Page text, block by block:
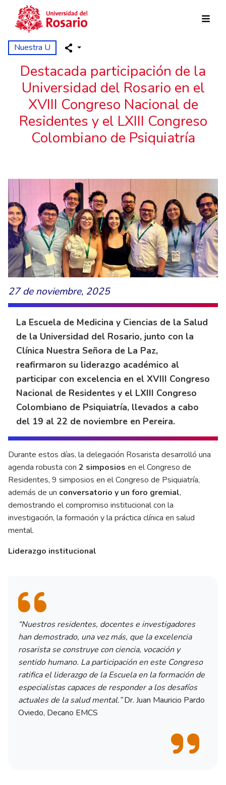
Pasar al contenido principal
Nuestra U
Destacada participación de la
Universidad del Rosario en el
XVIII Congreso Nacional de
Residentes y el LXIII Congreso
Colombiano de Psiquiatría
27 de noviembre, 2025
La Escuela de Medicina y Ciencias de la Salud
de la Universidad del Rosario, junto con la
Clínica Nuestra Señora de La Paz,
reafirmaron su liderazgo académico al
participar con excelencia en el XVIII Congreso
Nacional de Residentes y el LXIII Congreso
Colombiano de Psiquiatría, llevados a cabo
del 19 al 22 de noviembre en Pereira.
Durante estos días, la delegación Rosarista desarrolló una
agenda robusta con 2 simposios en el Congreso de
Residentes, 9 simposios en el Congreso de Psiquiatría,
además de un conversatorio y un foro gremial,
demostrando el compromiso institucional con la
investigación, la formación y la práctica clínica en salud
mental.
Liderazgo institucional
“Nuestros residentes, docentes e investigadores
han demostrado, una vez más, que la excelencia
rosarista se construye con ciencia, vocación y
sentido humano. La participación en este Congreso
ratifica el liderazgo de la Escuela en la formación de
especialistas capaces de responder a los desafíos
actuales de la salud mental.”Dr. Juan Mauricio Pardo
Oviedo, Decano EMCS